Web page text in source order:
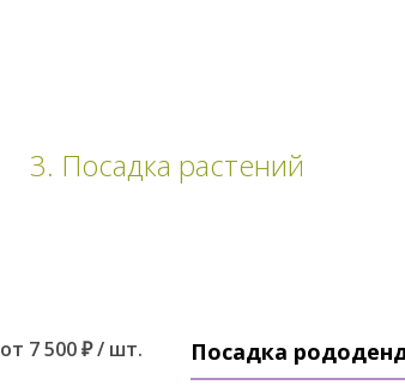
3. Посадка растений
от 7 500 ₽ / шт. Посадка